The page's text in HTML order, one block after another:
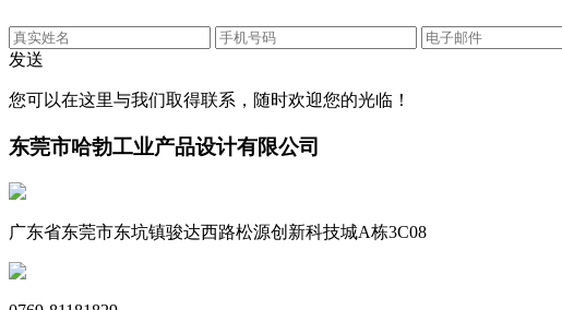
发送
您可以在这里与我们取得联系，随时欢迎您的光临！
东莞市哈勃工业产品设计有限公司
广东省东莞市东坑镇骏达西路松源创新科技城A栋3C08